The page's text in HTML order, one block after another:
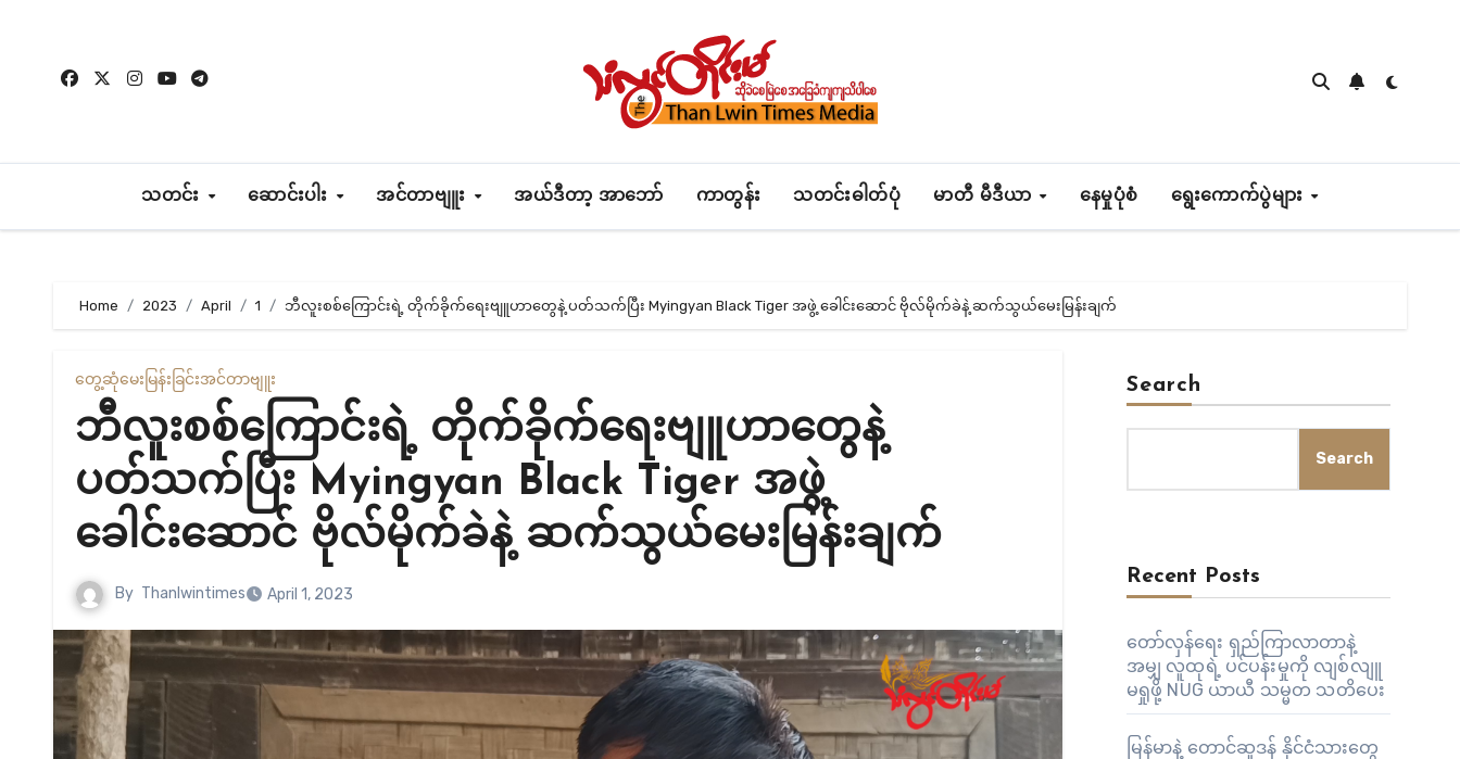
content
သတင်း ဆောင်းပါး အင်တာဗျူး အယ်ဒီတာ့ အာဘော် ကာတွန်း သတင်းဓါတ်ပုံ မာတီ မီဒီယာ နေမှုပုံစံ ရွေးကောက်ပွဲများ
Home 2023 April 1 ဘီလူးစစ်ကြောင်းရဲ့ တိုက်ခိုက်ရေးဗျူဟာတွေနဲ့ ပတ်သက်ပြီး Myingyan Black Tiger အဖွဲ့ ခေါင်းဆောင် ဗိုလ်မိုက်ခဲနဲ့ ဆက်သွယ်မေးမြန်းချက်
တွေ့ဆုံမေးမြန်းခြင်းအင်တာဗျူး
ဘီလူးစစ်ကြောင်းရဲ့ တိုက်ခိုက်ရေးဗျူဟာတွေနဲ့
ပတ်သက်ပြီး Myingyan Black Tiger အဖွဲ့
ခေါင်းဆောင် ဗိုလ်မိုက်ခဲနဲ့ ဆက်သွယ်မေးမြန်းချက်
By Thanlwintimes April 1, 2023
Search
Search
Recent Posts
တော်လှန်ရေး ရှည်ကြာလာတာနဲ့
အမျှ လူထုရဲ့ ပင်ပန်းမှုကို လျစ်လျူ
မရှုဖို့ NUG ယာယီ သမ္မတ သတိပေး
မြန်မာနဲ့ တောင်ဆူဒန် နိုင်ငံသားတွေ